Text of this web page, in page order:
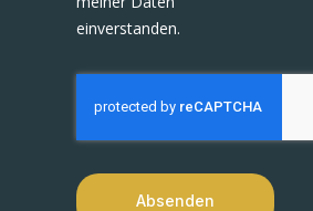
einverstanden.
Absenden